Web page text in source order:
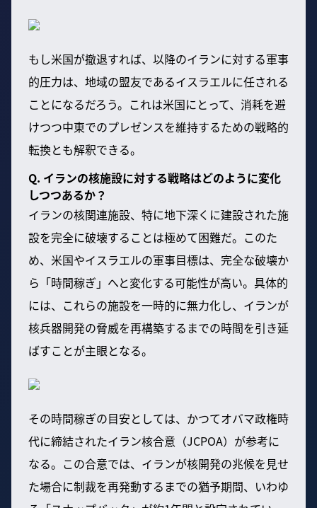
もし米国が撤退すれば、以降のイランに対する軍事
的圧力は、地域の盟友であるイスラエルに任される
ことになるだろう。これは米国にとって、消耗を避
けつつ中東でのプレゼンスを維持するための戦略的
転換とも解釈できる。
Q. イランの核施設に対する戦略はどのように変化
しつつあるか？
イランの核関連施設、特に地下深くに建設された施
設を完全に破壊することは極めて困難だ。このた
め、米国やイスラエルの軍事目標は、完全な破壊か
ら「時間稼ぎ」へと変化する可能性が高い。具体的
には、これらの施設を一時的に無力化し、イランが
核兵器開発の脅威を再構築するまでの時間を引き延
ばすことが主眼となる。
その時間稼ぎの目安としては、かつてオバマ政権時
代に締結されたイラン核合意（JCPOA）が参考に
なる。この合意では、イランが核開発の兆候を見せ
た場合に制裁を再発動するまでの猶予期間、いわゆ